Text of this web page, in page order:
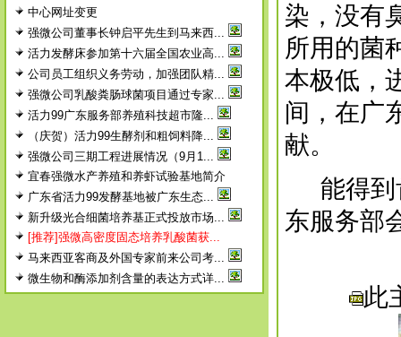
中心网址变更
强微公司董事长钟启平先生到马来西...
活力发酵床参加第十六届全国农业高...
公司员工组织义务劳动，加强团队精...
强微公司乳酸粪肠球菌项目通过专家...
活力99广东服务部养殖科技超市隆...
（庆贺）活力99生酵剂和粗饲料降...
强微公司三期工程进展情况（9月1...
宜春强微水产养殖和养虾试验基地简介
广东省活力99发酵基地被广东生态...
新升级光合细菌培养基正式投放市场...
[推荐]强微高密度固态培养乳酸菌获...
马来西亚客商及外国专家前来公司考...
微生物和酶添加剂含量的表达方式详...
染，没有
所用的菌
本极低，
间，在广
献。
能得到
东服务部
此